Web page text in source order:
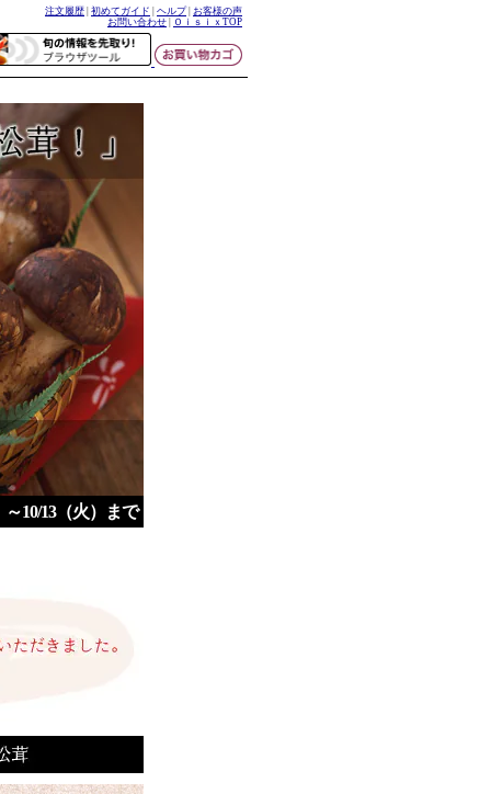
注文履歴 初めてガイド ヘルプ| お客様の声
お問い合わせ
ＯｉｓｉｘTOP
10/13（火）まで